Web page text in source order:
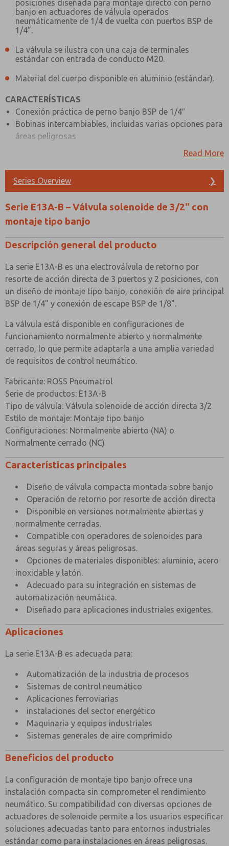
posiciones diseñada para montaje directo con perno
banjo en actuadores de válvula operados
neumáticamente de 1/4 de vuelta con puertos BSP de
1/4”.
La válvula se ilustra con una caja de terminales
estándar con entrada de conducto M20.
Material del cuerpo disponible en aluminio (estándar).
CARACTERÍSTICAS
Conexión práctica de perno banjo BSP de 1/4″
Bobinas intercambiables, incluidas varias opciones para
áreas peligrosas
Conexión de aire principal BSP de 1/4″ y puerto de
Tapas antipolvo de escape del piloto instaladas de serie
ESTÁNDAR
Perno tipo banjo
Latón niquelado
Jet
Latón
Sellos
Nitrilo y Nitrilo. Viton
< td>Tamaño de conexión del puerto de escape< /tr>
Estándar
Tamaño de conexión del
1/4” BSP
Tamaño de conexión del
puerto de salida
1/8” BSP
Presión de trabajo
0 a 10 bar
Factor Cv
intrínsecamente segura)
Caudal (a 6 bar con una
caída de presión de 1 bar) )
62 l/min 42 l/min (bobina
intrínsecamente segura)
Temperatura ambiente
máxima
Temperatura mínima de
trabajo
-20°C
Read More
Series Overview ❯
Serie E13A-B – Válvula solenoide de 3/2" con
montaje tipo banjo
Descripción general del producto
La serie E13A-B es una electroválvula de retorno por
resorte de acción directa de 3 puertos y 2 posiciones, con
un diseño de montaje tipo banjo, conexión de aire principal
BSP de 1/4" y conexión de escape BSP de 1/8".
La válvula está disponible en configuraciones de
funcionamiento normalmente abierto y normalmente
cerrado, lo que permite adaptarla a una amplia variedad
de requisitos de control neumático.
Fabricante: ROSS Pneumatrol
Serie de productos: E13A-B
Tipo de válvula: Válvula solenoide de acción directa 3/2
Estilo de montaje: Montaje tipo banjo
Configuraciones: Normalmente abierto (NA) o
Normalmente cerrado (NC)
Características principales
Diseño de válvula compacta montada sobre banjo
Operación de retorno por resorte de acción directa
Disponible en versiones normalmente abiertas y
normalmente cerradas.
Compatible con operadores de solenoides para
áreas seguras y áreas peligrosas.
Opciones de materiales disponibles: aluminio, acero
inoxidable y latón.
Adecuado para su integración en sistemas de
automatización neumática.
Diseñado para aplicaciones industriales exigentes.
Aplicaciones
La serie E13A-B es adecuada para:
Automatización de la industria de procesos
Sistemas de control neumático
Aplicaciones ferroviarias
instalaciones del sector energético
Maquinaria y equipos industriales
Sistemas generales de aire comprimido
Beneficios del producto
La configuración de montaje tipo banjo ofrece una
instalación compacta sin comprometer el rendimiento
neumático. Su compatibilidad con diversas opciones de
actuadores de solenoide permite a los usuarios especificar
soluciones adecuadas tanto para entornos industriales
estándar como para instalaciones en áreas peligrosas.
Correo Electrónico
Teléfono
Envíenme actualizaciones periódicas sobre
características, capacidades del producto y más.
*Sí, he leído la política de privacidad y acepto que los
datos que proporcione se recopilarán y almacenarán
con fines estrictamente destinados a procesar y
responder a mi solicitud. Al enviar el formulario de
contacto, acepto el procesamiento.